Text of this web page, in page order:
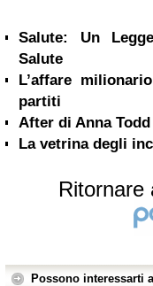
Salute: Un
Salute
L’affare
partiti
After di Anna Todd
La vetrina degli
Ritornare
Possono interessarti